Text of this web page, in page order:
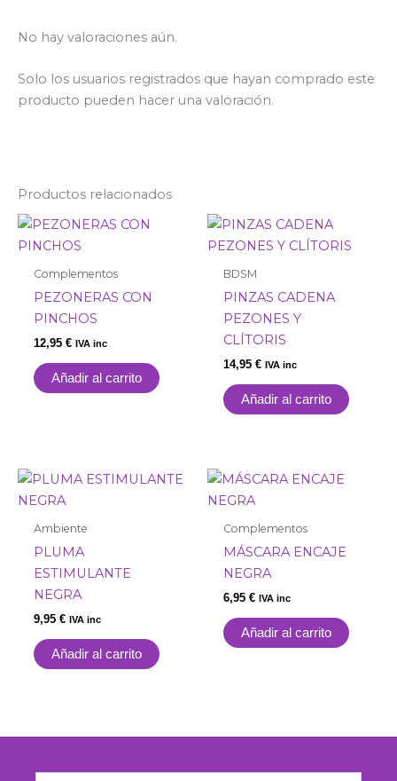
No hay valoraciones aún.
Solo los usuarios registrados que hayan comprado este
producto pueden hacer una valoración.
Productos relacionados
Complementos
PEZONERAS CON
PINCHOS
12,95 € IVA inc
Añadir al carrito
BDSM
PINZAS CADENA
PEZONES Y
CLÍTORIS
14,95 € IVA inc
Añadir al carrito
Ambiente
PLUMA
ESTIMULANTE
NEGRA
9,95 € IVA inc
Añadir al carrito
Complementos
MÁSCARA ENCAJE
NEGRA
6,95 € IVA inc
Añadir al carrito